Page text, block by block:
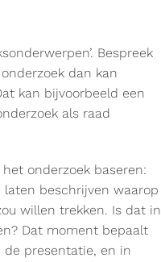
Bespreek
dan kan
kan bijvoorbeeld een
als raad
onderzoek baseren:
beschrijven waarop
willen trekken. Is dat in
Dat moment bepaalt
presentatie, en in